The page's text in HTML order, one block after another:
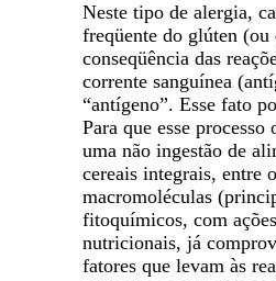
Neste tipo de alergia,
freqüente do glúten
conseqüência das
corrente sanguínea
“antígeno”. Esse fato
Para que esse
uma não ingestão de
cereais integrais, entre
macromoléculas
fitoquímicos, com
nutricionais, já
fatores que levam às